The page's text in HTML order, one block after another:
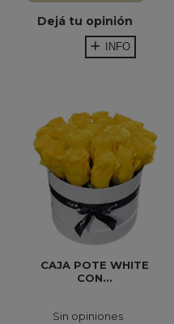
Dejá tu opinión
INFO
CAJA POTE WHITE
CON...
Sin opiniones